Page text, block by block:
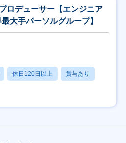
ロデューサー【エンジニア
大手パーソルグループ】
休日120日以上 賞与あり